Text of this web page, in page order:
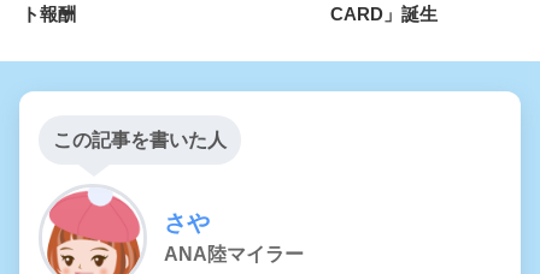
ト報酬
CARD」誕生
この記事を書いた人
さや
ANA陸マイラー